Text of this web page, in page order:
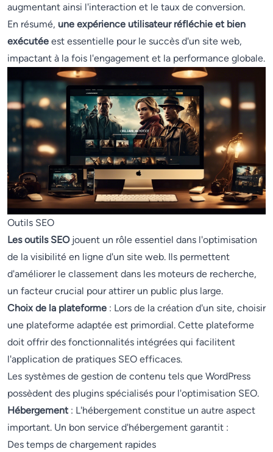
augmentant ainsi l'interaction et le taux de conversion.
En résumé, une expérience utilisateur réfléchie et bien
exécutée est essentielle pour le succès d'un site web,
impactant à la fois l'engagement et la performance globale.
Outils SEO
Les outils SEOjouent un rôle essentiel dans l'optimisation
de la visibilité en ligne d'un site web. Ils permettent
d'améliorer le classement dans les moteurs de recherche,
un facteur crucial pour attirer un public plus large.
Choix de la plateforme : Lors de la création d'un site, choisir
une plateforme adaptée est primordial. Cette plateforme
doit offrir des fonctionnalités intégrées qui facilitent
l'application de pratiques SEO efficaces.
Les systèmes de gestion de contenu tels que WordPress
possèdent des plugins spécialisés pour l'optimisation SEO.
Hébergement: L'hébergement constitue un autre aspect
important. Un bon service d'hébergement garantit :
Des temps de chargement rapides